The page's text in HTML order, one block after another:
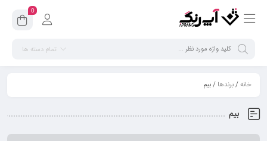
0
تمام دسته ها
خانه/برندها / بیم
بیم